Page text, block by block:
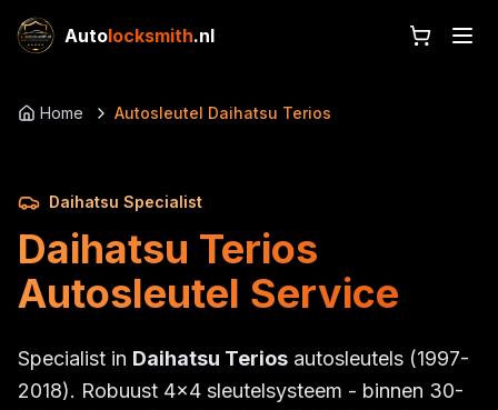
Autolocksmith.nl
Home Autosleutel Daihatsu Terios
Daihatsu Specialist
Daihatsu Terios
Autosleutel Service
Specialist in Daihatsu Terios autosleutels (1997-
2018). Robuust 4x4 sleutelsysteem - binnen 30-